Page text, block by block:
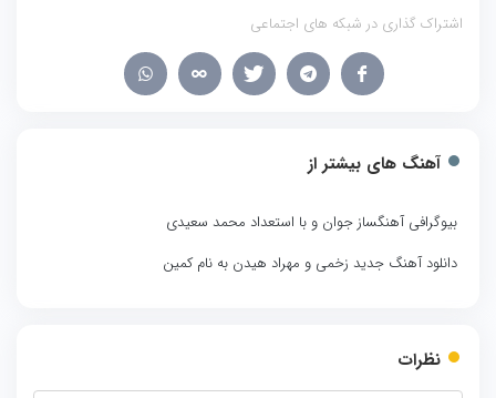
اشتراک گذاری در شبکه های اجتماعی
آهنگ های بیشتر از
بیوگرافی آهنگساز جوان و با استعداد محمد سعیدی
دانلود آهنگ جدید زخمی و مهراد هیدن به نام کمین
نظرات